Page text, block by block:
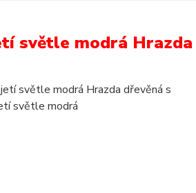
světle modrá